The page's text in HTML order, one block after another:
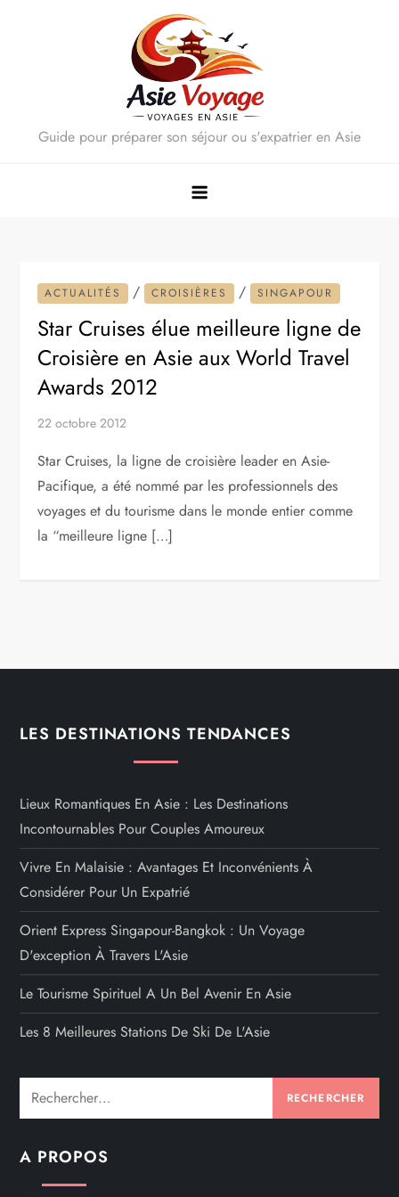
Guide pour préparer son séjour ou s'expatrier en Asie
ACTUALITÉS / CROISIÈRES / SINGAPOUR
Star Cruises élue meilleure ligne de
Croisière en Asie aux World Travel
Awards 2012
22 octobre 2012
Star Cruises, la ligne de croisière leader en Asie-
Pacifique, a été nommé par les professionnels des
voyages et du tourisme dans le monde entier comme
la “meilleure ligne […]
LES DESTINATIONS TENDANCES
Lieux Romantiques En Asie : Les Destinations
Incontournables Pour Couples Amoureux
Vivre En Malaisie : Avantages Et Inconvénients À
Considérer Pour Un Expatrié
Orient Express Singapour-Bangkok : Un Voyage
D'exception À Travers L'Asie
Le Tourisme Spirituel A Un Bel Avenir En Asie
Les 8 Meilleures Stations De Ski De L'Asie
Rechercher :
A PROPOS